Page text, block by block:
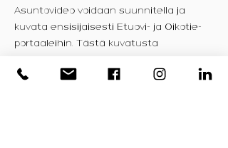
Asuntovideo voidaan suunnitella ja
kuvata ensisijaisesti Etuovi- ja Oikotie-
portaaleihin. Tästä kuvatusta
kokonaisuudet erikseen Facebook- ja